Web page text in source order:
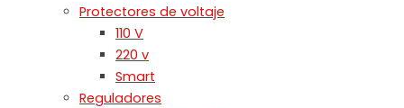
Protectores de voltaje
110 V
220 v
Smart
Reguladores